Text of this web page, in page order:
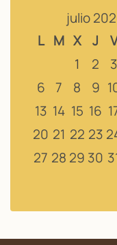
julio
L M X J V
1
2 3
6
7 8 9
13 14 15 16
20 21 22 23
27 28 29 30